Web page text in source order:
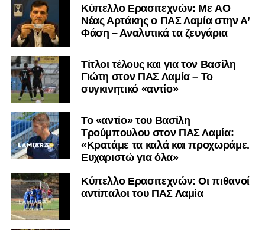
Kύπελλο Ερασιτεχνών: Με AO
Nέας Αρτάκης ο ΠΑΣ Λαμία στην Α’
Φάση – Αναλυτικά τα ζευγάρια
Τίτλοι τέλους και για τον Βασίλη
Γιώτη στον ΠΑΣ Λαμία – Το
συγκινητικό «αντίο»
Το «αντίο» του Βασίλη
Τρούμπουλου στον ΠΑΣ Λαμία:
«Κρατάμε τα καλά και προχωράμε.
Ευχαριστώ για όλα»
Κύπελλο Ερασιτεχνών: Οι πιθανοί
αντίπαλοι του ΠΑΣ Λαμία